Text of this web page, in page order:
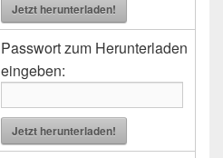
Jetzt herunterladen!
Passwort zum Herunterladen
eingeben:
Jetzt herunterladen!